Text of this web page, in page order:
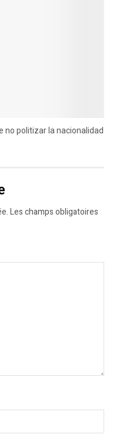
no politizar la nacionalidad
Les champs obligatoires